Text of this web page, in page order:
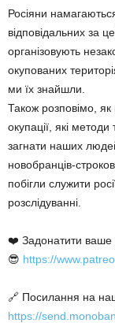
Росіяни
відповідальних за
організовують
окупованих
ми їх знайшли.
Також розповімо,
окупації, які
загнати наших
новобранців-
побігли служити
розслідуванні.
❤️ Задонатити ваше
😎 https://
🔗 Посилання на
https://